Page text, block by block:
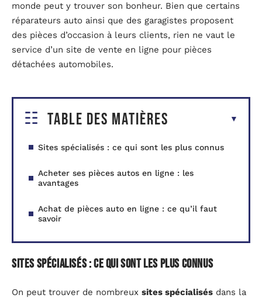
monde peut y trouver son bonheur. Bien que certains
réparateurs auto ainsi que des garagistes proposent
des pièces d’occasion à leurs clients, rien ne vaut le
service d’un site de vente en ligne pour pièces
détachées automobiles.
Table des matières
Sites spécialisés : ce qui sont les plus connus
Acheter ses pièces autos en ligne : les
avantages
Achat de pièces auto en ligne : ce qu’il faut
savoir
Sites spécialisés : ce qui sont les plus connus
On peut trouver de nombreux sites spécialisés dans la